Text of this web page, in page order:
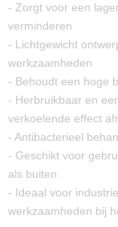
- Zorgt voor een
verminderen
- Lichtgewicht
werkzaamheden
- Behoudt een hoge
- Herbruikbaar en
verkoelende effect
- Antibacterieel
- Geschikt voor
als buiten
- Ideaal voor
werkzaamheden bij